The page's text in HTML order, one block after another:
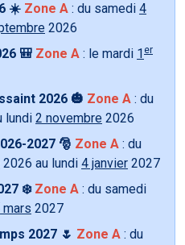
☀️ Zone A : du samedi 4
2026
🎒 Zone A : le mardi 1 er
2026 🎃 Zone A : du
lundi 2 novembre 2026
2027 🎅 Zone A : du
2026 au lundi 4 janvier 2027
❄️ Zone A : du samedi
mars 2027
2027 🌷 Zone A : du